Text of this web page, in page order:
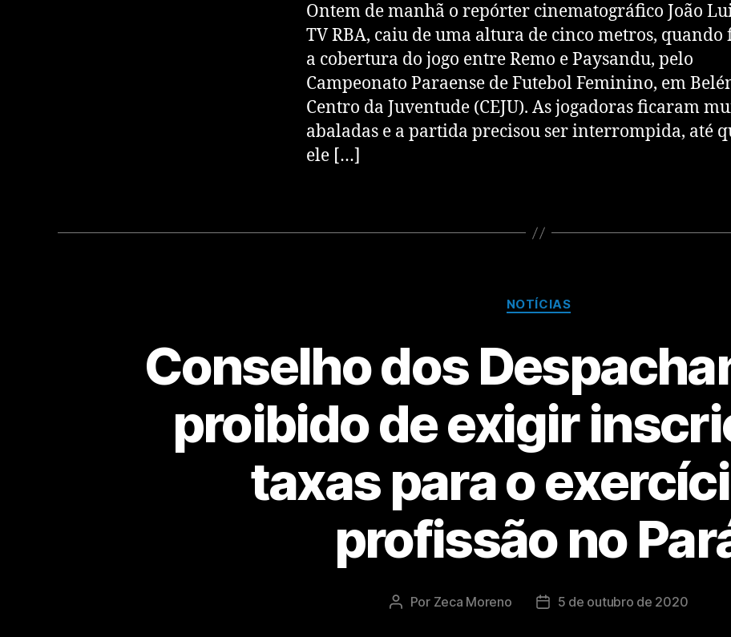
Ontem de manhã o repórter cinematográfico João
TV RBA, caiu de uma altura de cinco metros, quando
a cobertura do jogo entre Remo e Paysandu, pelo
Campeonato Paraense de Futebol Feminino, em
Centro da Juventude (CEJU). As jogadoras ficaram
abaladas e a partida precisou ser interrompida, até
ele […]
NOTÍCIAS
Conselho dos
proibido de exigir
taxas para o
profissão no
Por Zeca Moreno 5 de outubro de 2020